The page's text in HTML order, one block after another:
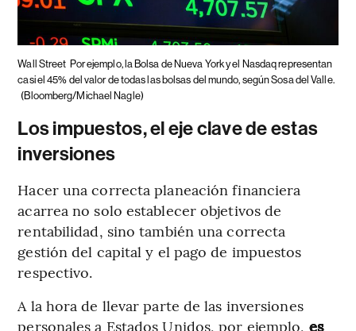
Wall Street Por ejemplo, la Bolsa de Nueva York y el Nasdaq representan
casi el 45% del valor de todas las bolsas del mundo, según Sosa del Valle.
(Bloomberg/Michael Nagle)
Los impuestos, el eje clave de estas
inversiones
Hacer una correcta planeación financiera
acarrea no solo establecer objetivos de
rentabilidad, sino también una correcta
gestión del capital y el pago de impuestos
respectivo.
A la hora de llevar parte de las inversiones
personales a Estados Unidos, por ejemplo, es